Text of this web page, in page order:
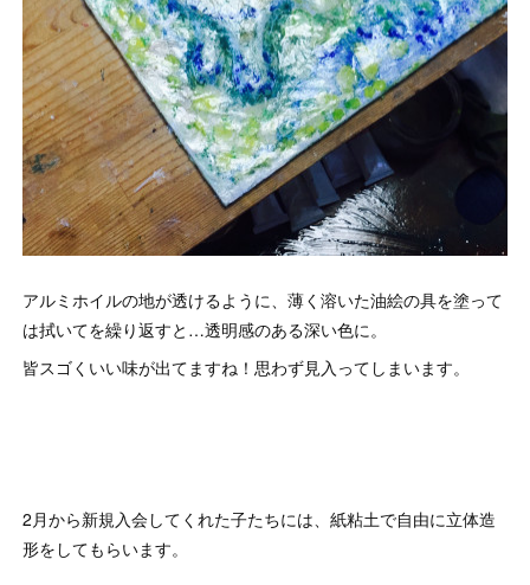
アルミホイルの地が透けるように、薄く溶いた油絵の具を塗って
は拭いてを繰り返すと…透明感のある深い色に。
皆スゴくいい味が出てますね！思わず見入ってしまいます。
2月から新規入会してくれた子たちには、紙粘土で自由に立体造
形をしてもらいます。